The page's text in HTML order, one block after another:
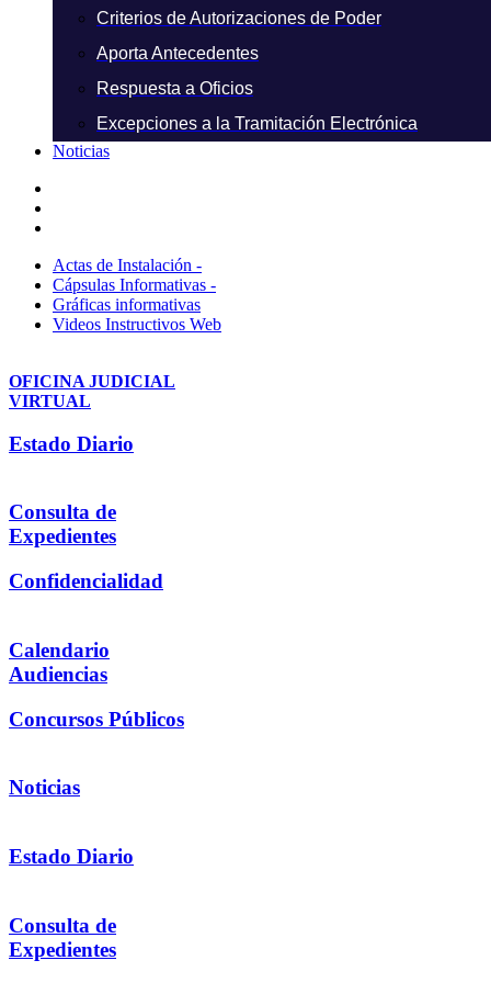
Criterios de Autorizaciones de Poder
Aporta Antecedentes
Respuesta a Oficios
Excepciones a la Tramitación Electrónica
Noticias
Actas de Instalación -
Cápsulas Informativas -
Gráficas informativas
Videos Instructivos Web
OFICINA JUDICIAL
VIRTUAL
Estado Diario
Consulta de
Expedientes
Confidencialidad
Calendario
Audiencias
Concursos Públicos
Noticias
Estado Diario
Consulta de
Expedientes